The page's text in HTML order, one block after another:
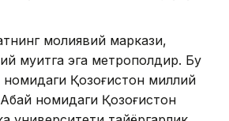
молиявий маркази,
муҳитга эга метрополдир. Бу
Қозоғистон миллий
номидаги Қозоғистон